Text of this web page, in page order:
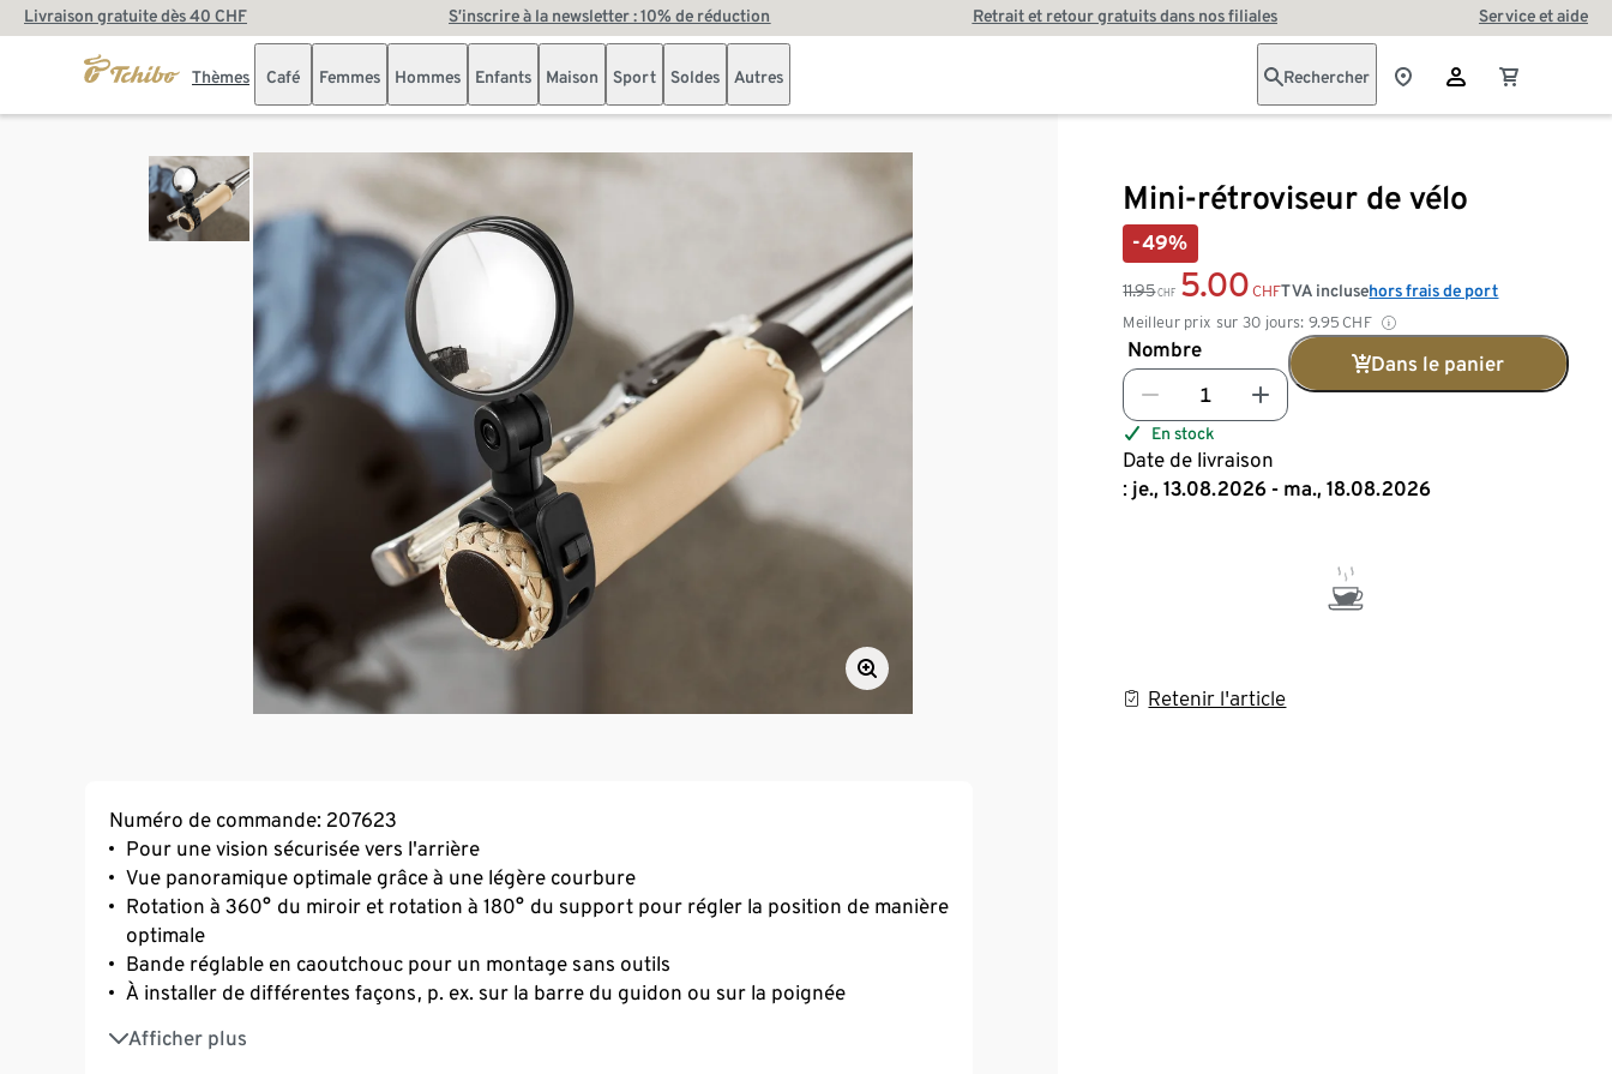
Livraison gratuite dès 40 CHF S’inscrire à la newsletter : 10% de réduction Retrait et retour gratuits dans nos filiales Service et aide
Thèmes Café Femmes Hommes Enfants Maison Sport Soldes Autres Rechercher
Mini-rétroviseur de vélo
-49%
11.95 CHF 5.00 CHF
Meilleur prix sur 30 jours: 9.95 CHF
TVA inclusehors frais de port
Nombre
Dans le panier
En stock
Date de livraison
: je., 13.08.2026 - ma., 18.08.2026
Retenir l'article
Numéro de commande: 207623
Pour une vision sécurisée vers l'arrière
Vue panoramique optimale grâce à une légère courbure
Rotation à 360° du miroir et rotation à 180° du support pour régler la position de manière
optimale
Bande réglable en caoutchouc pour un montage sans outils
À installer de différentes façons, p. ex. sur la barre du guidon ou sur la poignée
Afficher plus
Diamètre du rétroviseur env. 5 cm